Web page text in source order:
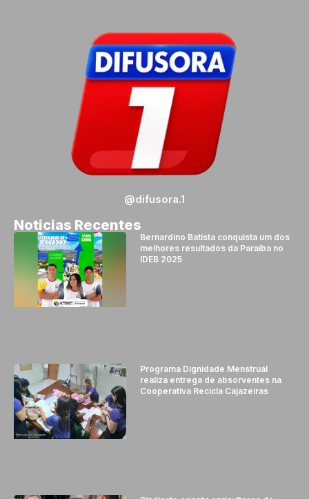
@difusora.1
Noticias Recentes
Bernardino Batista conquista um dos
melhores resultados da Paraíba no
IDEB 2025
Programa Dignidade Menstrual
realiza entrega de absorventes na
Cooperativa Recicla Cajazeiras